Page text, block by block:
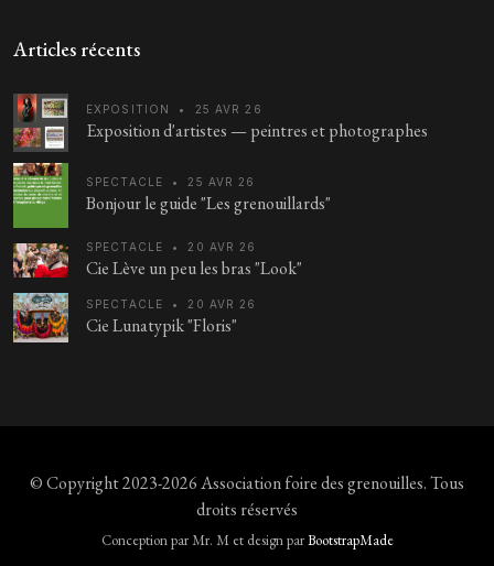
Articles récents
EXPOSITION • 25 AVR 26
Exposition d'artistes — peintres et photographes
SPECTACLE • 25 AVR 26
Bonjour le guide "Les grenouillards"
SPECTACLE • 20 AVR 26
Cie Lève un peu les bras "Look"
SPECTACLE • 20 AVR 26
Cie Lunatypik "Floris"
© Copyright 2023-2026Association foire des grenouilles. Tous
droits réservés
Conception par Mr. M et design parBootstrapMade